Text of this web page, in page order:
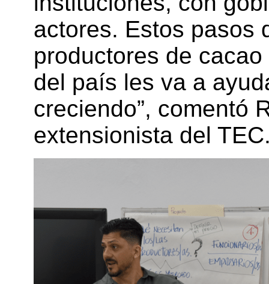
actores. Estos pasos
productores de
del país les va a
creciendo”, comentó
extensionista del